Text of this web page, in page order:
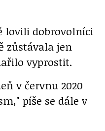
lovili dobrovolníci
zůstávala jen
vyprostit.
v červnu 2020
píše se dále v